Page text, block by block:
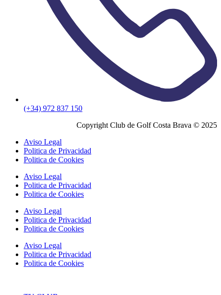
(+34) 972 837 150
Copyright Club de Golf Costa Brava © 2025
Aviso Legal
Politica de Privacidad
Politica de Cookies
Aviso Legal
Politica de Privacidad
Politica de Cookies
Aviso Legal
Politica de Privacidad
Politica de Cookies
Aviso Legal
Politica de Privacidad
Politica de Cookies